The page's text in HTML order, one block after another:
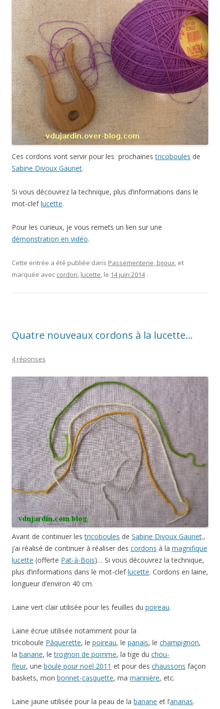
Ces cordons vont servir pour les prochainestricoboules de
Sabine Divoux Gaunet.
Si vous découvrez la technique, plus d’informations dans le
mot-cleflucette.
Pour les curieux, je vous remets un lien sur une
démonstration en vidéo.
Cette entrée a été publiée dans Passementerie, bijoux, et
marquée avec cordon, lucette, le 14 juin 2014 .
Quatre nouveaux cordons à la lucette…
4 réponses
Avant de continuer lestricoboules de Sabine Divoux Gaunet.,
j’ai réalisé de continuer à réaliser des cordons à la magnifique
lucette (offerte Pat-à-Bois)… Si vous découvrez la technique,
plus d’informations dans le mot-cleflucette. Cordons en laine,
longueur d’environ 40 cm.
Laine vert clair utilisée pour les feuilles du poireau.
Laine écrue utilisée notamment pour la
tricoboule Pâquerette, le poireau, le panais, le champignon,
la banane, letrognon de pomme, la tige du chou-
fleur, une boule pour noël 2011 et pour des chaussons façon
baskets, mon bonnet-casquette, ma marinière, etc.
Laine jaune utilisée pour la peau de la banane et l’ananas.